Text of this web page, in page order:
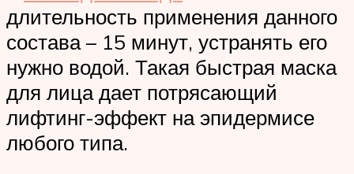
длительность применения данного
состава – 15 минут, устранять его
нужно водой. Такая быстрая маска
для лица дает потрясающий
лифтинг-эффект на эпидермисе
любого типа.